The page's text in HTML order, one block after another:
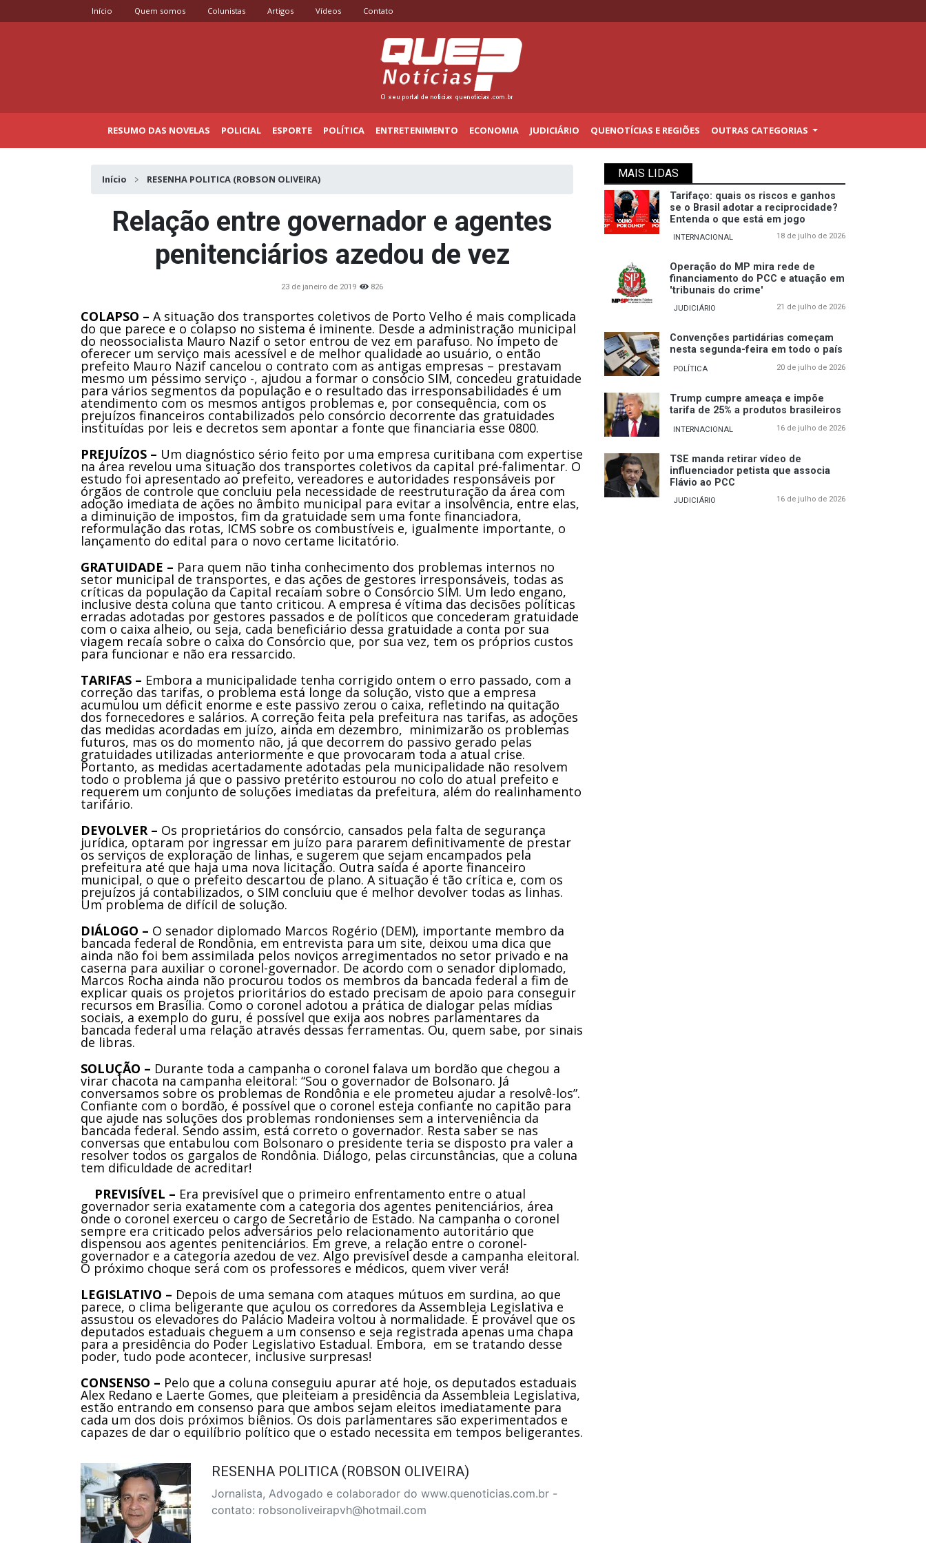
Início Quem somos Colunistas Artigos Vídeos Contato
RESUMO DAS NOVELAS POLICIAL ESPORTE POLÍTICA ENTRETENIMENTO ECONOMIA JUDICIÁRIO QUENOTÍCIAS E REGIÕES OUTRAS CATEGORIAS
Início RESENHA POLITICA (ROBSON OLIVEIRA)
Relação entre governador e agentes
penitenciários azedou de vez
23 de janeiro de 2019 826
COLAPSO – A situação dos transportes coletivos de Porto Velho é mais complicada
do que parece e o colapso no sistema é iminente. Desde a administração municipal
do neossocialista Mauro Nazif o setor entrou de vez em parafuso. No ímpeto de
oferecer um serviço mais acessível e de melhor qualidade ao usuário, o então
prefeito Mauro Nazif cancelou o contrato com as antigas empresas – prestavam
mesmo um péssimo serviço -, ajudou a formar o consócio SIM, concedeu gratuidade
para vários segmentos da população e o resultado das irresponsabilidades é um
atendimento com os mesmos antigos problemas e, por consequência, com os
prejuízos financeiros contabilizados pelo consórcio decorrente das gratuidades
instituídas por leis e decretos sem apontar a fonte que financiaria esse 0800.
PREJUÍZOS – Um diagnóstico sério feito por uma empresa curitibana com expertise
na área revelou uma situação dos transportes coletivos da capital pré-falimentar. O
estudo foi apresentado ao prefeito, vereadores e autoridades responsáveis por
órgãos de controle que concluiu pela necessidade de reestruturação da área com
adoção imediata de ações no âmbito municipal para evitar a insolvência, entre elas,
a diminuição de impostos, fim da gratuidade sem uma fonte financiadora,
reformulação das rotas, ICMS sobre os combustíveis e, igualmente importante, o
lançamento do edital para o novo certame licitatório.
GRATUIDADE – Para quem não tinha conhecimento dos problemas internos no
setor municipal de transportes, e das ações de gestores irresponsáveis, todas as
críticas da população da Capital recaíam sobre o Consórcio SIM. Um ledo engano,
inclusive desta coluna que tanto criticou. A empresa é vítima das decisões políticas
erradas adotadas por gestores passados e de políticos que concederam gratuidade
com o caixa alheio, ou seja, cada beneficiário dessa gratuidade a conta por sua
viagem recaía sobre o caixa do Consórcio que, por sua vez, tem os próprios custos
para funcionar e não era ressarcido.
TARIFAS – Embora a municipalidade tenha corrigido ontem o erro passado, com a
correção das tarifas, o problema está longe da solução, visto que a empresa
acumulou um déficit enorme e este passivo zerou o caixa, refletindo na quitação
dos fornecedores e salários. A correção feita pela prefeitura nas tarifas, as adoções
das medidas acordadas em juízo, ainda em dezembro, minimizarão os problemas
futuros, mas os do momento não, já que decorrem do passivo gerado pelas
gratuidades utilizadas anteriormente e que provocaram toda a atual crise.
Portanto, as medidas acertadamente adotadas pela municipalidade não resolvem
todo o problema já que o passivo pretérito estourou no colo do atual prefeito e
requerem um conjunto de soluções imediatas da prefeitura, além do realinhamento
tarifário.
DEVOLVER – Os proprietários do consórcio, cansados pela falta de segurança
jurídica, optaram por ingressar em juízo para pararem definitivamente de prestar
os serviços de exploração de linhas, e sugerem que sejam encampados pela
prefeitura até que haja uma nova licitação. Outra saída é aporte financeiro
municipal, o que o prefeito descartou de plano. A situação é tão crítica e, com os
prejuízos já contabilizados, o SIM concluiu que é melhor devolver todas as linhas.
Um problema de difícil de solução.
DIÁLOGO – O senador diplomado Marcos Rogério (DEM), importante membro da
bancada federal de Rondônia, em entrevista para um site, deixou uma dica que
ainda não foi bem assimilada pelos noviços arregimentados no setor privado e na
caserna para auxiliar o coronel-governador. De acordo com o senador diplomado,
Marcos Rocha ainda não procurou todos os membros da bancada federal a fim de
explicar quais os projetos prioritários do estado precisam de apoio para conseguir
recursos em Brasília. Como o coronel adotou a prática de dialogar pelas mídias
sociais, a exemplo do guru, é possível que exija aos nobres parlamentares da
bancada federal uma relação através dessas ferramentas. Ou, quem sabe, por sinais
de libras.
SOLUÇÃO – Durante toda a campanha o coronel falava um bordão que chegou a
virar chacota na campanha eleitoral: “Sou o governador de Bolsonaro. Já
conversamos sobre os problemas de Rondônia e ele prometeu ajudar a resolvê-los”.
Confiante com o bordão, é possível que o coronel esteja confiante no capitão para
que ajude nas soluções dos problemas rondonienses sem a interveniência da
bancada federal. Sendo assim, está correto o governador. Resta saber se nas
conversas que entabulou com Bolsonaro o presidente teria se disposto pra valer a
resolver todos os gargalos de Rondônia. Diálogo, pelas circunstâncias, que a coluna
tem dificuldade de acreditar!
PREVISÍVEL – Era previsível que o primeiro enfrentamento entre o atual
governador seria exatamente com a categoria dos agentes penitenciários, área
onde o coronel exerceu o cargo de Secretário de Estado. Na campanha o coronel
sempre era criticado pelos adversários pelo relacionamento autoritário que
dispensou aos agentes penitenciários. Em greve, a relação entre o coronel-
governador e a categoria azedou de vez. Algo previsível desde a campanha eleitoral.
O próximo choque será com os professores e médicos, quem viver verá!
LEGISLATIVO – Depois de uma semana com ataques mútuos em surdina, ao que
parece, o clima beligerante que açulou os corredores da Assembleia Legislativa e
assustou os elevadores do Palácio Madeira voltou à normalidade. É provável que os
deputados estaduais cheguem a um consenso e seja registrada apenas uma chapa
para a presidência do Poder Legislativo Estadual. Embora, em se tratando desse
poder, tudo pode acontecer, inclusive surpresas!
CONSENSO – Pelo que a coluna conseguiu apurar até hoje, os deputados estaduais
Alex Redano e Laerte Gomes, que pleiteiam a presidência da Assembleia Legislativa,
estão entrando em consenso para que ambos sejam eleitos imediatamente para
cada um dos dois próximos biênios. Os dois parlamentares são experimentados e
capazes de dar o equilíbrio político que o estado necessita em tempos beligerantes.
MAIS LIDAS
Tarifaço: quais os riscos e ganhos
se o Brasil adotar a reciprocidade?
Entenda o que está em jogo
INTERNACIONAL 18 de julho de 2026
Operação do MP mira rede de
financiamento do PCC e atuação em
'tribunais do crime'
JUDICIÁRIO 21 de julho de 2026
Convenções partidárias começam
nesta segunda-feira em todo o país
POLÍTICA 20 de julho de 2026
Trump cumpre ameaça e impõe
tarifa de 25% a produtos brasileiros
INTERNACIONAL 16 de julho de 2026
TSE manda retirar vídeo de
influenciador petista que associa
Flávio ao PCC
JUDICIÁRIO 16 de julho de 2026
RESENHA POLITICA (ROBSON OLIVEIRA)
Jornalista, Advogado e colaborador do www.quenoticias.com.br -
contato: robsonoliveirapvh@hotmail.com